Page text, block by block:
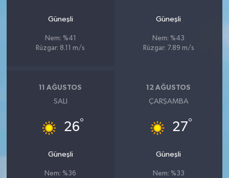
Güneşli
Nem: %41
Rüzgar: 8.11 m/s
Güneşli
Nem: %43
Rüzgar: 7.89 m/s
11 AĞUSTOS
SALI
26°
Güneşli
Nem: %36
12 AĞUSTOS
ÇARŞAMBA
27°
Güneşli
Nem: %33